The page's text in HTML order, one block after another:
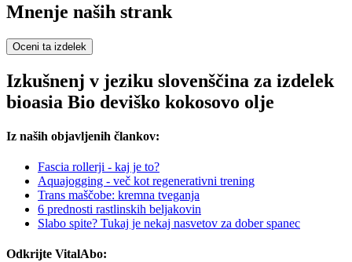
Mnenje naših strank
Oceni ta izdelek
Izkušnenj v jeziku slovenščina za izdelek
bioasia Bio deviško kokosovo olje
Iz naših objavljenih člankov:
Fascia rollerji - kaj je to?
Aquajogging - več kot regenerativni trening
Trans maščobe: kremna tveganja
6 prednosti rastlinskih beljakovin
Slabo spite? Tukaj je nekaj nasvetov za dober spanec
Odkrijte VitalAbo: